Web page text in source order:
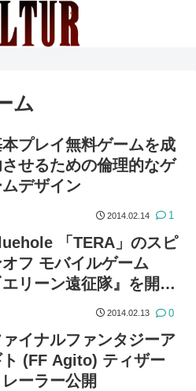
ム
プレイ無料ゲームを成
せるための倫理的なゲ
デザイン
2014.02.14 1
「TERA」のスピ
オフ モバイルゲーム
エリーン遠征隊』を開発
2014.02.13 0
ァイナルファンタジーア
ト (FF Agito) ティザー
レーラー公開